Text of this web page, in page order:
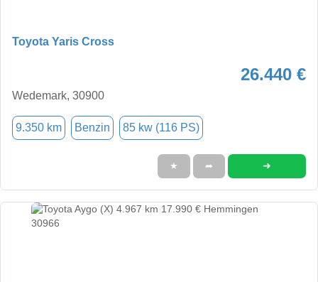
Toyota Yaris Cross
26.440 €
Wedemark, 30900
9.350 km Benzin 85 kw (116 PS)
★ ➦ ➜